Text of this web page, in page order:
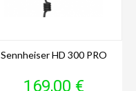
Sennheiser HD 300 PRO
Prix
169,00 €